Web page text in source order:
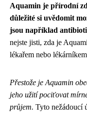
Aquamin je přírodní
důležité si uvědomit
jsou například
nejste jisti, zda je
lékařem nebo
Přestože je Aquamin
jeho užití pociťovat
průjem. Tyto nežádoucí